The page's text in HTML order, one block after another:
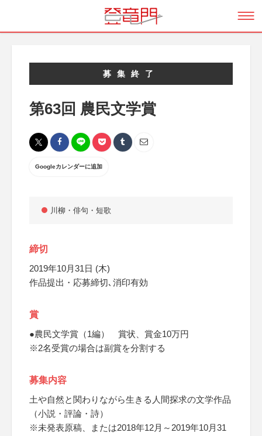
募集終了
第63回 農民文学賞
Googleカレンダーに追加
川柳・俳句・短歌
締切
2019年10月31日 (木)
作品提出・応募締切､消印有効
賞
●農民文学賞（1編） 賞状、賞金10万円
※2名受賞の場合は副賞を分割する
募集内容
土や自然と関わりながら生きる人間探求の文学作品
（小説・評論・詩）
※未発表原稿、または2018年12月～2019年10月31